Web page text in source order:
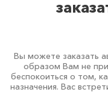
Вы можете заказать
образом Вам не
беспокоиться о том,
назначения. Вас